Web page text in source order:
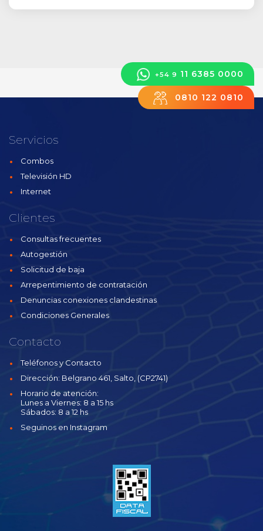
0810 122 0810
+54 9 11 6385 0000
Servicios
Combos
Televisión HD
Internet
Clientes
Consultas frecuentes
Autogestión
Solicitud de baja
Arrepentimiento de contratación
Denuncias conexiones clandestinas
Condiciones Generales
Contacto
Teléfonos y Contacto
Dirección: Belgrano 461, Salto, (CP2741)
Horario de atención:
Lunes a Viernes: 8 a 15 hs
Sábados: 8 a 12 hs
Seguinos en Instagram